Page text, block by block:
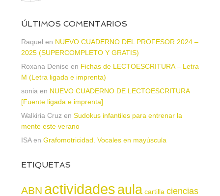
ÚLTIMOS COMENTARIOS
Raquel en NUEVO CUADERNO DEL PROFESOR 2024 –
2025 (SUPERCOMPLETO Y GRATIS)
Roxana Denise en Fichas de LECTOESCRITURA – Letra
M (Letra ligada e imprenta)
sonia en NUEVO CUADERNO DE LECTOESCRITURA
[Fuente ligada e imprenta]
Walkiria Cruz en Sudokus infantiles para entrenar la
mente este verano
ISAen Grafomotricidad. Vocales en mayúscula
ETIQUETAS
ABN actividadesaula cartilla ciencias